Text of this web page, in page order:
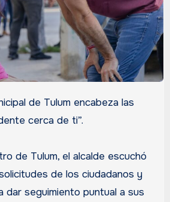
cerca de ti”.
de Tulum, el alcalde escuchó
de los ciudadanos y
dar seguimiento puntual a sus